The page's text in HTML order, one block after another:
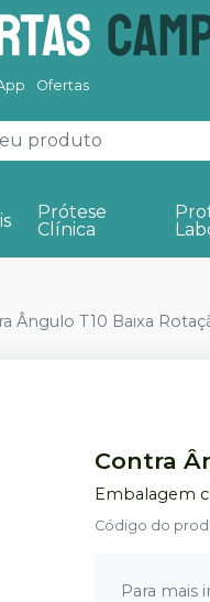
Ofertas
Prótese
Clínica
Ângulo T10 Baixa
Contra
Embalagem
Código do
Para mais